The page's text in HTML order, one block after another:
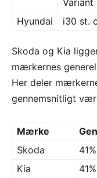
Variant
Hyundai i30 st.
Skoda og Kia
mærkernes
Her deler
gennemsnitligt
Mærke
Skoda
41%
Kia
41%